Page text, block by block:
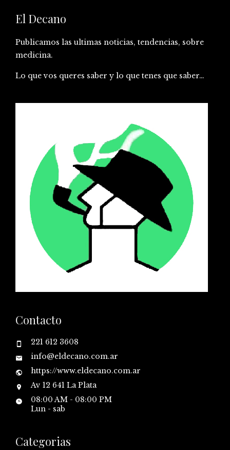
El Decano
Publicamos las ultimas noticias, tendencias, sobre
medicina.
Lo que vos queres saber y lo que tenes que saber…
Contacto
221 612 3608
info@eldecano.com.ar
https://www.eldecano.com.ar
Av 12 641 La Plata
08:00 AM - 08:00 PM
Lun - sab
Categorias